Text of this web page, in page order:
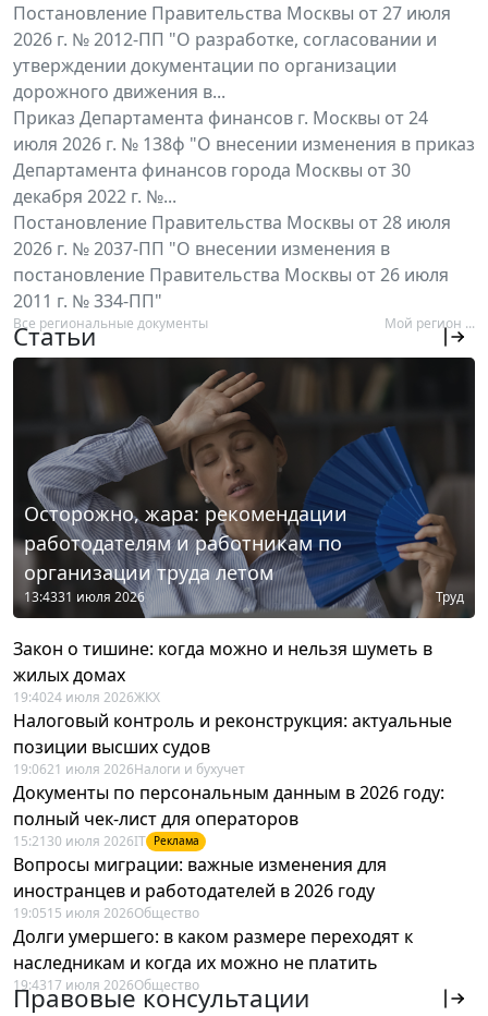
Постановление Правительства Москвы от 27 июля
2026 г. № 2012-ПП "О разработке, согласовании и
утверждении документации по организации
дорожного движения в...
Приказ Департамента финансов г. Москвы от 24
июля 2026 г. № 138ф "О внесении изменения в приказ
Департамента финансов города Москвы от 30
декабря 2022 г. №...
Постановление Правительства Москвы от 28 июля
2026 г. № 2037-ПП "О внесении изменения в
постановление Правительства Москвы от 26 июля
2011 г. № 334-ПП"
Все региональные документы Мой регион ...
Статьи
Осторожно, жара: рекомендации
работодателям и работникам по
организации труда летом
13:4331 июля 2026 Труд
Закон о тишине: когда можно и нельзя шуметь в
жилых домах
19:4024 июля 2026ЖКХ
Налоговый контроль и реконструкция: актуальные
позиции высших судов
19:0621 июля 2026Налоги и бухучет
Документы по персональным данным в 2026 году:
полный чек-лист для операторов
15:21 30 июля 2026IT Реклама
Вопросы миграции: важные изменения для
иностранцев и работодателей в 2026 году
19:0515 июля 2026Общество
Долги умершего: в каком размере переходят к
наследникам и когда их можно не платить
19:4317 июля 2026Общество
Правовые консультации